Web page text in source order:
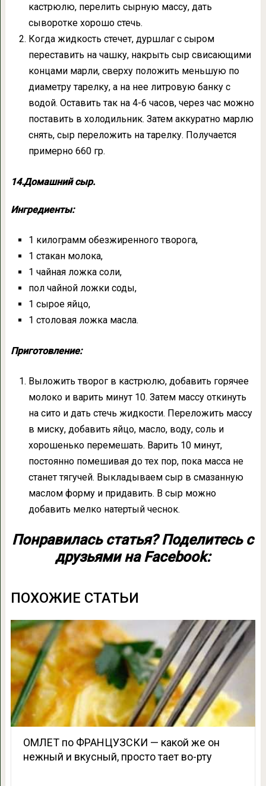
кастрюлю, перелить сырную массу, дать
сыворотке хорошо стечь.
Когда жидкость стечет, дуршлаг с сыром
переставить на чашку, накрыть сыр свисающими
концами марли, сверху положить меньшую по
диаметру тарелку, а на нее литровую банку с
водой. Оставить так на 4-6 часов, через час можно
поставить в холодильник. Затем аккуратно марлю
снять, сыр переложить на тарелку. Получается
примерно 660 гр.
14.Домашний сыр.
Ингредиенты:
1 килограмм обезжиренного творога,
1 стакан молока,
1 чайная ложка соли,
пол чайной ложки соды,
1 сырое яйцо,
1 столовая ложка масла.
Приготовление:
Выложить творог в кастрюлю, добавить горячее
молоко и варить минут 10. Затем массу откинуть
на сито и дать стечь жидкости. Переложить массу
в миску, добавить яйцо, масло, воду, соль и
хорошенько перемешать. Варить 10 минут,
постоянно помешивая до тех пор, пока масса не
станет тягучей. Выкладываем сыр в смазанную
маслом форму и придавить. В сыр можно
добавить мелко натертый чеснок.
Понравилась статья? Поделитесь с
друзьями на Facebook:
ПОХОЖИЕ СТАТЬИ
ОМЛЕТ по ФРАНЦУЗСКИ — какой же он
нежный и вкусный, просто тает во-рту